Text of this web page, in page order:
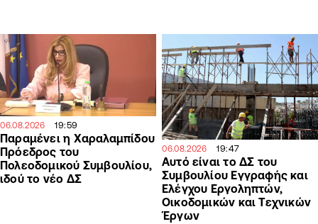
06.08.2026 19:59
Παραμένει η Χαραλαμπίδου
Πρόεδρος του
Πολεοδομικού Συμβουλίου,
ιδού το νέο ΔΣ
06.08.2026 19:47
Αυτό είναι το ΔΣ του
Συμβουλίου Εγγραφής και
Ελέγχου Εργοληπτών,
Οικοδομικών και Τεχνικών
Έργων